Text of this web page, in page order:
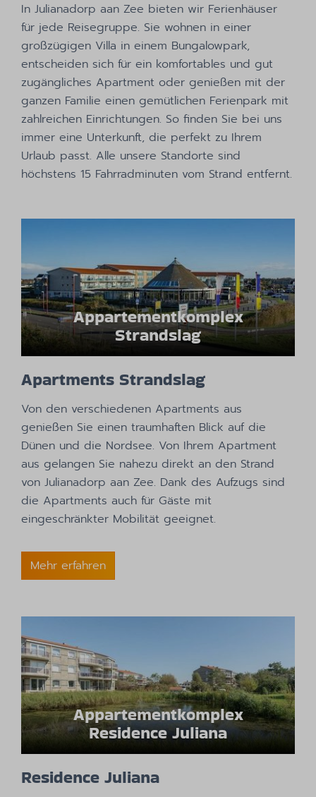
In Julianadorp aan Zee bieten wir Ferienhäuser
für jede Reisegruppe. Sie wohnen in einer
großzügigen Villa in einem Bungalowpark,
entscheiden sich für ein komfortables und gut
zugängliches Apartment oder genießen mit der
ganzen Familie einen gemütlichen Ferienpark mit
zahlreichen Einrichtungen. So finden Sie bei uns
immer eine Unterkunft, die perfekt zu Ihrem
Urlaub passt. Alle unsere Standorte sind
höchstens 15 Fahrradminuten vom Strand entfernt.
Appartementkomplex
Strandslag
Apartments Strandslag
Von den verschiedenen Apartments aus
genießen Sie einen traumhaften Blick auf die
Dünen und die Nordsee. Von Ihrem Apartment
aus gelangen Sie nahezu direkt an den Strand
von Julianadorp aan Zee. Dank des Aufzugs sind
die Apartments auch für Gäste mit
eingeschränkter Mobilität geeignet.
Mehr erfahren
Appartementkomplex
Residence Juliana
Residence Juliana